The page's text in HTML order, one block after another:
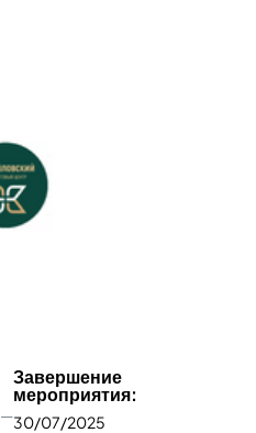
—
Завершение
мероприятия:
30/07/2025